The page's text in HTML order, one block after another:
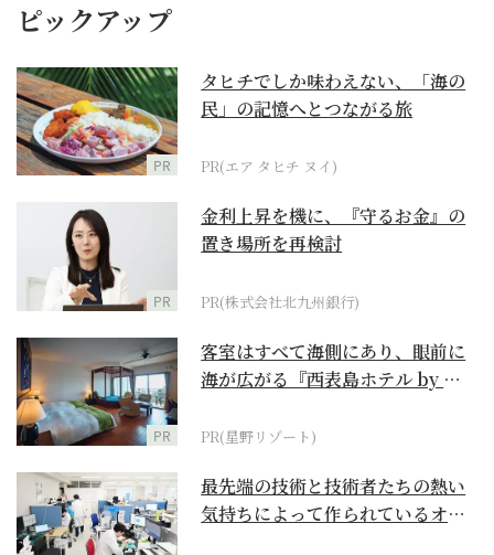
ピックアップ
PR
タヒチでしか味わえない、「海の
民」の記憶へとつながる旅
PR(エア タヒチ ヌイ)
PR
金利上昇を機に、『守るお金』の
置き場所を再検討
PR(株式会社北九州銀行)
PR
客室はすべて海側にあり、眼前に
海が広がる『西表島ホテル by 星
PR(星野リゾート)
最先端の技術と技術者たちの熱い
気持ちによって作られているオー